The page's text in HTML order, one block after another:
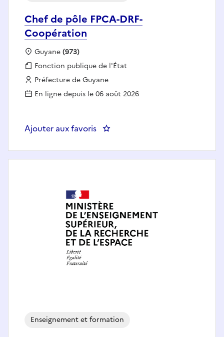
Chef de pôle FPCA-DRF-
Coopération
Localisation :
Guyane(973)
Fonction publique :
Fonction publique de l'État
Employeur :
Préfecture de Guyane
En ligne depuis le 06 août 2026
Ajouter aux favoris : Chef de pôle FPCA-DRF-
Enseignement et formation